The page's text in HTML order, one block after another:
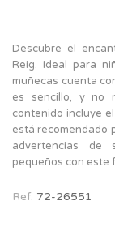
Descubre el
Reig. Ideal para
muñecas cuenta
es sencillo, y no
contenido incluye
está recomendado
advertencias de
pequeños con este
Ref. 72-26551